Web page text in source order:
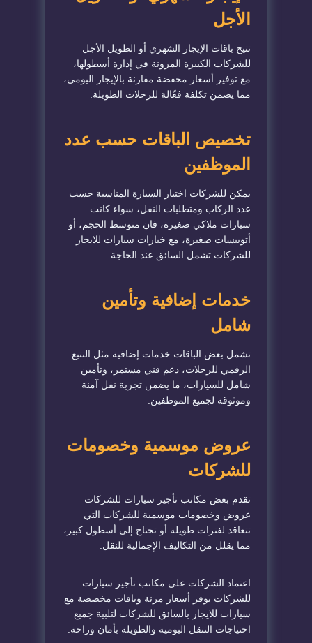
الأجل
تتيح باقات الإيجار الشهري أو الطويل الأجل
للشركات الكبيرة المرونة في إدارة أسطولها،
مع توفير أسعار مخفضة مقارنة بالإيجار اليومي،
مما يضمن تكلفة فعّالة للرحلات الطويلة.
تخصيص الباقات حسب عدد
الموظفين
يمكن للشركات اختيار السيارة المناسبة حسب
عدد الركاب ومتطلبات النقل، سواء كانت
سيارات ملاكي صغيرة، فان متوسط الحجم، أو
أتوبيسات صغيرة، مع خيارات سيارات للايجار
للشركات تشمل السائق عند الحاجة.
خدمات إضافية وتأمين
شامل
تشمل بعض الباقات خدمات إضافية مثل التتبع
الرقمي للرحلات، دعم فني مستمر، وتأمين
شامل للسيارات، ما يضمن تجربة نقل آمنة
وموثوقة لجميع الموظفين.
عروض موسمية وخصومات
للشركات
تقدم بعض مكاتب تأجير سيارات للشركات
عروض وخصومات موسمية للشركات التي
تتعاقد لفترات طويلة أو تحتاج إلى أسطول كبير،
مما يقلل من التكاليف الإجمالية للنقل.
اعتماد الشركات على مكاتب تأجير سيارات
للشركات يوفر أسعار مرنة وباقات مخصصة مع
سيارات للايجار بالسائق للشركات لتلبية جميع
احتياجات التنقل اليومية والطويلة بأمان وراحة.